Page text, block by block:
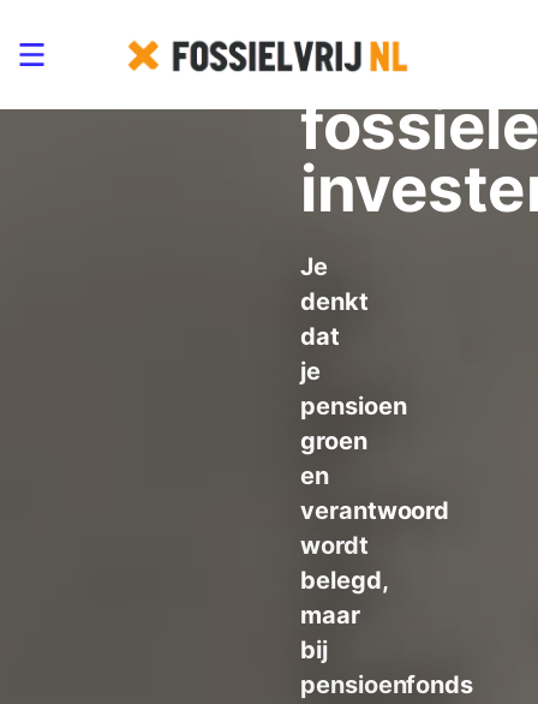
met
Je
denkt
dat
je
pensioen
groen
en
verantwoord
wordt
belegd,
maar
bij
pensioenfonds